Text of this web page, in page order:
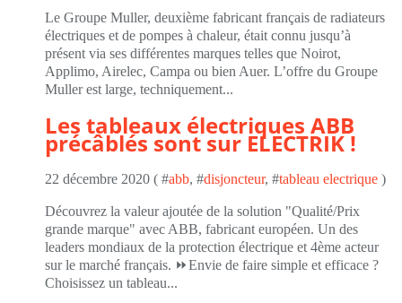
Le Groupe Muller, deuxième fabricant français de radiateurs
électriques et de pompes à chaleur, était connu jusqu’à
présent via ses différentes marques telles que Noirot,
Applimo, Airelec, Campa ou bien Auer. L’offre du Groupe
Muller est large, techniquement...
Les tableaux électriques ABB
précâblés sont sur ELECTRIK !
22 décembre 2020 ( #abb, #disjoncteur, #tableau electrique )
Découvrez la valeur ajoutée de la solution "Qualité/Prix
grande marque" avec ABB, fabricant européen. Un des
leaders mondiaux de la protection électrique et 4ème acteur
sur le marché français. ⏩Envie de faire simple et efficace ?
Choisissez un tableau...